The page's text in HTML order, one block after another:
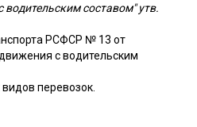
составом" утв.
РСФСР № 13 от
с водительским
перевозок.